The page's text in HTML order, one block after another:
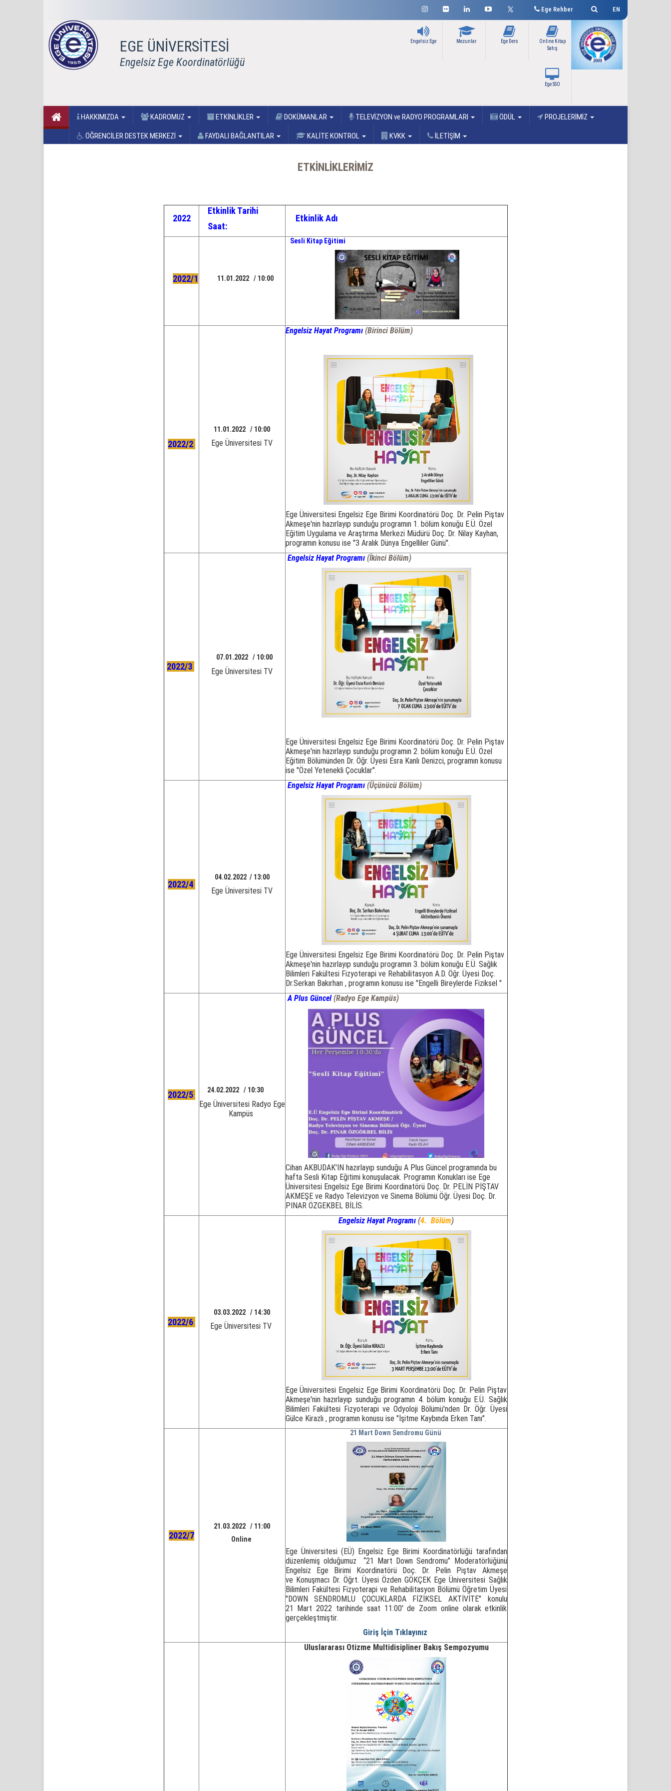
EN
Ege Rehber
EGE ÜNİVERSİTESİ
Engelsiz Ege Koordinatörlüğü
Online Kitap
Satış
Ege Ders
Mezunlar
Engelsiz Ege
Ege SSO
HAKKIMIZDA KADROMUZ ETKİNLİKLER DOKÜMANLAR TELEVİZYON ve RADYO PROGRAMLARI ÖDÜL PROJELERİMİZ
ÖĞRENCİLER DESTEK MERKEZİ FAYDALI BAĞLANTILAR KALİTE KONTROL KVKK İLETİŞİM
ETKİNLİKLERİMİZ
2022
Etkinlik Tarihi
Saat:
Etkinlik Adı
2022/1 11.01.2022 / 10:00
Sesli Kitap Eğitimi
2022/2
11.01.2022 / 10:00
Ege Üniversitesi TV
Engelsiz Hayat Programı (Birinci Bölüm)
Ege Üniversitesi Engelsiz Ege Birimi Koordinatörü Doç. Dr. Pelin Piştav
Akmeşe'nin hazırlayıp sunduğu programın 1. bölüm konuğu E.Ü. Özel
Eğitim Uygulama ve Araştırma Merkezi Müdürü Doç. Dr. Nilay Kayhan,
programın konusu ise "3 Aralık Dünya Engelliler Günü".
2022/3
07.01.2022 / 10:00
Ege Üniversitesi TV
Engelsiz Hayat Programı (İkinci Bölüm)
Ege Üniversitesi Engelsiz Ege Birimi Koordinatörü Doç. Dr. Pelin Piştav
Akmeşe'nin hazırlayıp sunduğu programın 2. bölüm konuğu E.Ü. Özel
Eğitim Bölümünden Dr. Öğr. Üyesi Esra Kanlı Denizci, programın konusu
ise "Özel Yetenekli Çocuklar".
2022/4
04.02.2022 / 13:00
Ege Üniversitesi TV
Engelsiz Hayat Programı (Üçünücü Bölüm)
Ege Üniversitesi Engelsiz Ege Birimi Koordinatörü Doç. Dr. Pelin Piştav
Akmeşe'nin hazırlayıp sunduğu programın 3. bölüm konuğu E.Ü. Sağlık
Bilimleri Fakültesi Fizyoterapi ve Rehabilitasyon A.D. Öğr. Üyesi Doç.
Dr.Serkan Bakırhan , programın konusu ise "Engelli Bireylerde Fiziksel "
2022/5 24.02.2022 / 10:30
Ege Üniversitesi Radyo Ege
Kampüs
A Plus Güncel(Radyo Ege Kampüs)
Cihan AKBUDAK'IN hazırlayıp sunduğu A Plus Güncel programında bu
hafta Sesli Kitap Eğitimi konuşulacak. Programın Konukları ise Ege
Üniversitesi Engelsiz Ege Birimi Koordinatörü Doç. Dr. PELİN PİŞTAV
AKMEŞE ve Radyo Televizyon ve Sinema Bölümü Öğr. Üyesi Doç. Dr.
PINAR ÖZGEKBEL BİLİS.
2022/6
03.03.2022 / 14:30
Ege Üniversitesi TV
Engelsiz Hayat Programı (4. Bölüm)
Ege Üniversitesi Engelsiz Ege Birimi Koordinatörü Doç. Dr. Pelin Piştav
Akmeşe'nin hazırlayıp sunduğu programın 4. bölüm konuğu E.Ü. Sağlık
Bilimleri Fakültesi Fizyoterapi ve Odyoloji Bölümü'nden Dr. Öğr. Üyesi
Gülce Kirazlı , programın konusu ise "İşitme Kaybında Erken Tanı".
2022/7
21.03.2022 / 11:00
Online
21 Mart Down Sendromu Günü
Ege Üniversitesi (EÜ) Engelsiz Ege Birimi Koordinatörlüğü tarafından
düzenlemiş olduğumuz “21 Mart Down Sendromu” Moderatörlüğünü
Engelsiz Ege Birimi Koordinatörü Doç. Dr. Pelin Piştav Akmeşe
ve Konuşmacı Dr. Öğrt. Üyesi Özden GÖKÇEK Ege Üniversitesi Sağlık
Bilimleri Fakültesi Fizyoterapi ve Rehabilitasyon Bölümü Öğretim Üyesi
"DOWN SENDROMLU ÇOCUKLARDA FİZİKSEL AKTİVİTE" konulu
21 Mart 2022 tarihinde saat 11:00' de Zoom online olarak etkinlik
gerçekleştmiştir.
Giriş İçin Tıklayınız
Uluslararası Otizme Multidisipliner Bakış Sempozyumu